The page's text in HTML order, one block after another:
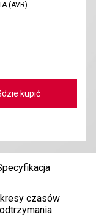
(AVR)
kupić
czasów